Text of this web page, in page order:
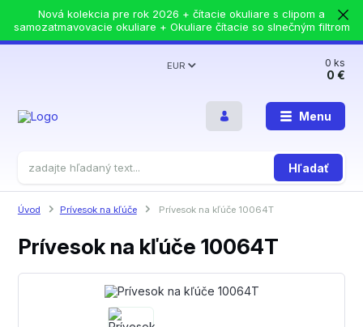
Nová kolekcia pre rok 2026 + čítacie okuliare s clipom a
samozatmavovacie okuliare + Okuliare čítacie so slnečným filtrom
Menu
EUR
Hľadať
0ks
0 €
Úvod Prívesok na kľúče Prívesok na kľúče 10064T
Prívesok na kľúče 10064T